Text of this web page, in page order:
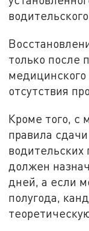
только после
отсутствия
Кроме того, с
правила
водительских
должен
дней, а если
полугода,